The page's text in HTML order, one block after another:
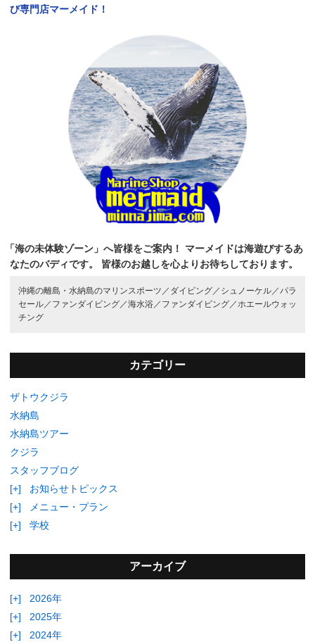
び専門店マーメイド！
「海の未体験ゾーン」へ皆様をご案内！
マーメイドは海遊びするあ
なたのバディです。
皆様のお越しを心よりお待ちしております。
沖縄の離島・水納島のマリンスポーツ／ ダイビング／ シュノーケル／パラ
セール／ ファンダイビング／海水浴／ ファンダイビング／ホエールウォッ
チング
カテゴリー
ザトウクジラ
水納島
水納島ツアー
クジラ
スタッフブログ
[+]
お知らせトピックス
[+]
メニュー・プラン
[+]
学校
アーカイブ
[+]
2026年
[+]
2025年
[+]
2024年